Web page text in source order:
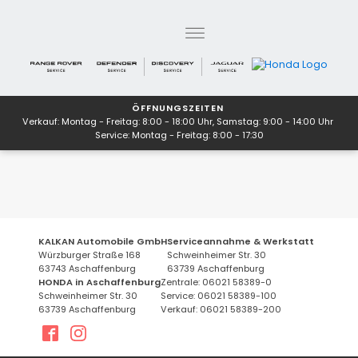
ÖFFNUNGSZEITEN
Verkauf: Montag - Freitag: 8:00 - 18:00 Uhr, Samstag: 9:00 - 14:00 Uhr
Service: Montag - Freitag: 8:00 - 17:30
KALKAN Automobile GmbH
Würzburger Straße 168
63743 Aschaffenburg
Serviceannahme & Werkstatt
Schweinheimer Str. 30
63739 Aschaffenburg
HONDA in Aschaffenburg
Schweinheimer Str. 30
63739 Aschaffenburg
Zentrale: 06021 58389-0
Service: 06021 58389-100
Verkauf: 06021 58389-200